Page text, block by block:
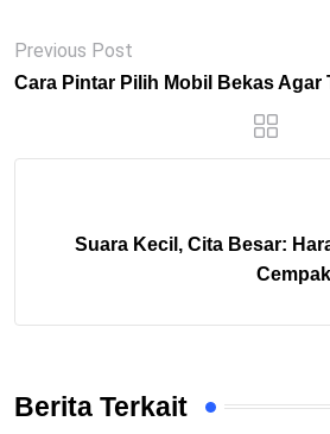
Previous Post
Cara Pintar Pilih Mobil Bekas Agar
Suara Kecil, Cita Besar:
Berita Terkait